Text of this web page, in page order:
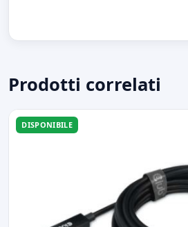
Prodotti correlati
DISPONIBILE